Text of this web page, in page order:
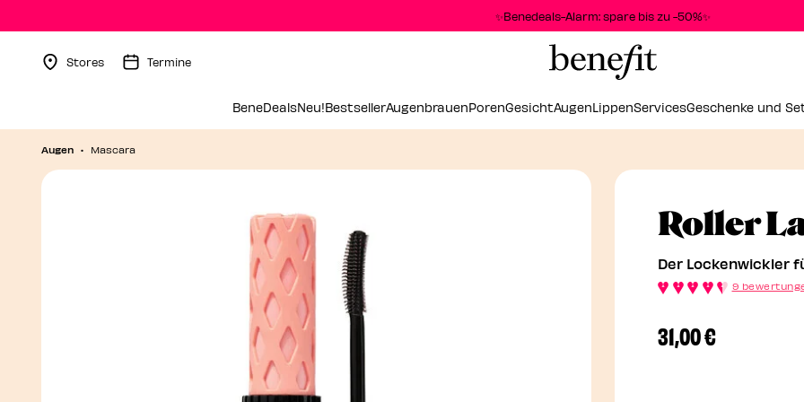
Stores Termine
BeneDealsNeu!BestsellerAugenbrauenPorenGesichtAugenLippenServicesGeschenke und
Augen Mascara
Roller
Der Lockenwickler
9
31,00 €